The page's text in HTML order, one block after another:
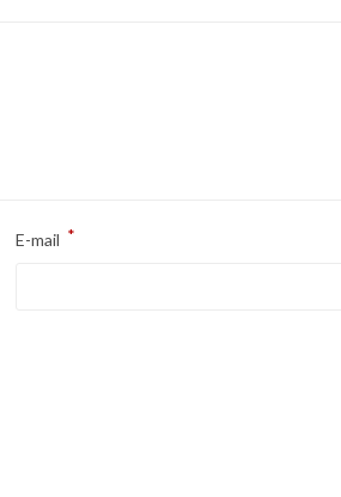
E-mail *